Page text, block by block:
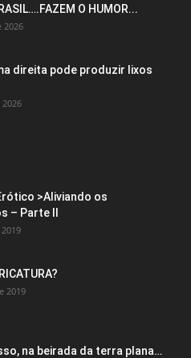
O HUMOR...
2026
direita pode produzir lixos
>Aliviando os
– Parte II
2019
na beirada da terra plana…